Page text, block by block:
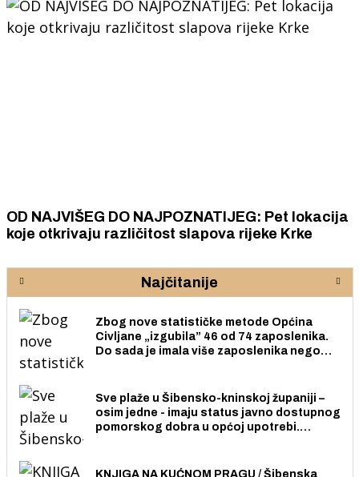
OD NAJVIŠEG DO NAJPOZNATIJEG: Pet lokacija
koje otkrivaju različitost slapova rijeke Krke
Najčitanije
Zbog nove statističke metode Općina
Civljane „izgubila” 46 od 74 zaposlenika.
Do sada je imala više zaposlenika nego
Sve plaže u Šibensko-kninskoj županiji –
osim jedne - imaju status javno dostupnog
pomorskog dobra u općoj upotrebi.
KNJIGA NA KUĆNOM PRAGU / Šibenska